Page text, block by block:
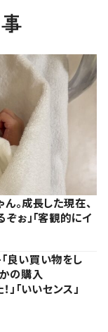
。成長した現在、
ぉ」「客観的にイ
良い買い物をし
の購入
「いいセンス」